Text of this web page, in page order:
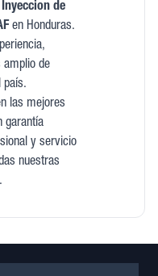
de
en Honduras.
amplio de
país.
las mejores
garantía
y servicio
nuestras